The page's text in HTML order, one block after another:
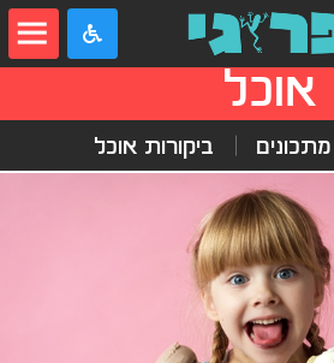
אוכל
מתכונים ביקורות אוכל